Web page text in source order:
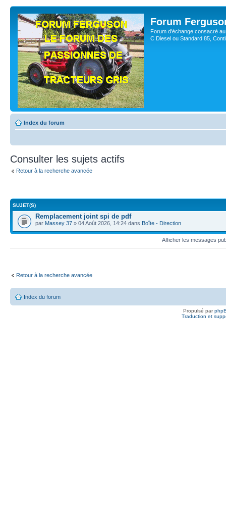
Forum
Forum d'échange consacré
C Diesel ou Standard 85,
Index du forum
Consulter les sujets actifs
Retour à la recherche avancée
SUJET(S)
Remplacement joint spi de pdf
par Massey 37 » 04 Août 2026, 14:24 dans Boîte - Direction
Afficher les messages
Retour à la recherche avancée
Index du forum
Propulsé par
Traduction et